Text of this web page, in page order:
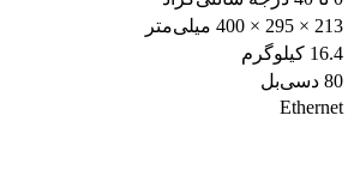
213 × 295 × 400 میلی‌متر
16.4 کیلوگرم
80 دسی‌بل
Ethernet